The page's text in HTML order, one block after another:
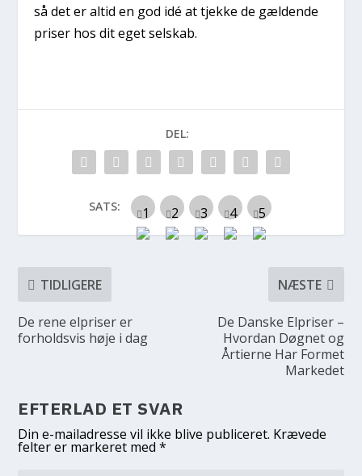
så det er altid en god idé at tjekke de gældende
priser hos dit eget selskab.
DEL:
SATS:
TIDLIGERE
De rene elpriser er
forholdsvis høje i dag
NÆSTE
De Danske Elpriser –
Hvordan Døgnet og
Årtierne Har Formet
Markedet
EFTERLAD ET SVAR
Din e-mailadresse vil ikke blive publiceret. Krævede
felter er markeret med*